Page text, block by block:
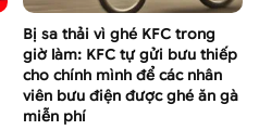
Bị sa thải vì ghé KFC trong
giờ làm: KFC tự gửi bưu thiếp
cho chính mình để các nhân
viên bưu điện được ghé ăn gà
miễn phí